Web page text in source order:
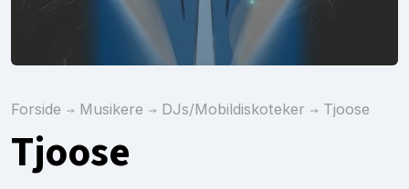
Forside Musikere DJs/Mobildiskoteker Tjoose
Tjoose